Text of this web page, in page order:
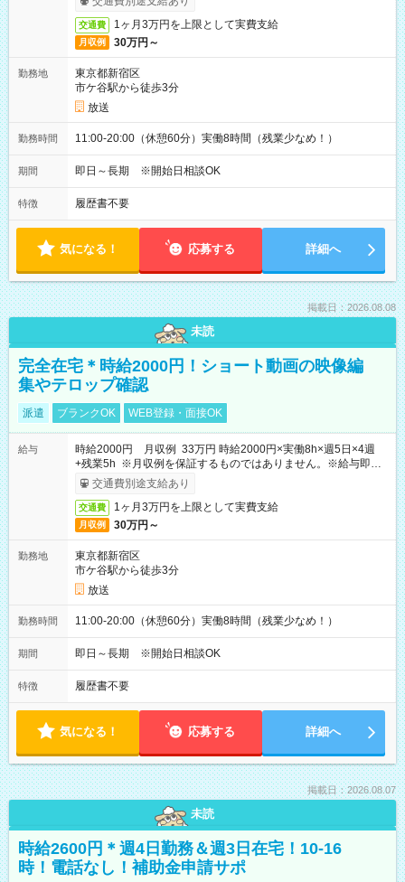
交通費 1ヶ月3万円を上限として実費支給
月収例 30万円～
勤務地
東京都新宿区
市ケ谷駅から徒歩3分
放送
勤務時間 11:00-20:00（休憩60分）実働8時間（残業少なめ！）
期間 即日～長期 ※開始日相談OK
特徴 履歴書不要
気になる！ 応募する 詳細へ
掲載日：2026.08.08
未読
完全在宅＊時給2000円！ショート動画の映像編
集やテロップ確認
派遣 ブランクOK WEB登録・面接OK
給与
時給2000円 月収例 33万円 時給2000円×実働8h×週5日×4週
+残業5h ※月収例を保証するものではありません。※給与即受
取りサービス利用可（利用条件有）
交通費別途支給あり
交通費 1ヶ月3万円を上限として実費支給
月収例 30万円～
勤務地
東京都新宿区
市ケ谷駅から徒歩3分
放送
勤務時間 11:00-20:00（休憩60分）実働8時間（残業少なめ！）
期間 即日～長期 ※開始日相談OK
特徴 履歴書不要
気になる！ 応募する 詳細へ
掲載日：2026.08.07
未読
時給2600円＊週4日勤務＆週3日在宅！10-16
時！電話なし！補助金申請サポ